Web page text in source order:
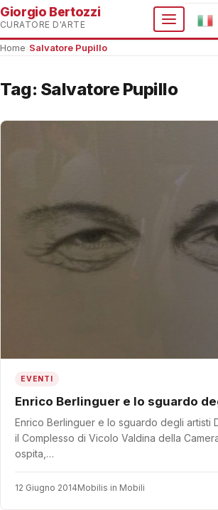
Giorgio Bertozzi
CURATORE D'ARTE
Home Salvatore Pupillo
Tag: Salvatore Pupillo
EVENTI
Enrico Berlinguer e lo sguardo
Enrico Berlinguer e lo sguardo degli artisti
il Complesso di Vicolo Valdina della
ospita,…
12 Giugno 2014Mobilis in Mobili